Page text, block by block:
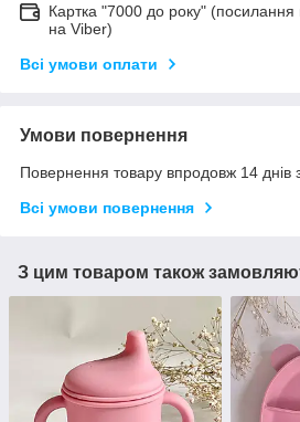
Картка "7000 до року"
на Viber)
Всі умови оплати
Умови повернення
Повернення товару впродовж 14 днів
Всі умови повернення
З цим товаром також